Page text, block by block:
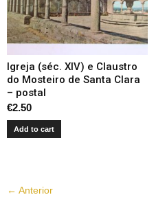
Igreja (séc. XIV) e Claustro
do Mosteiro de Santa Clara
– postal
€2.50
Add to cart
← Anterior